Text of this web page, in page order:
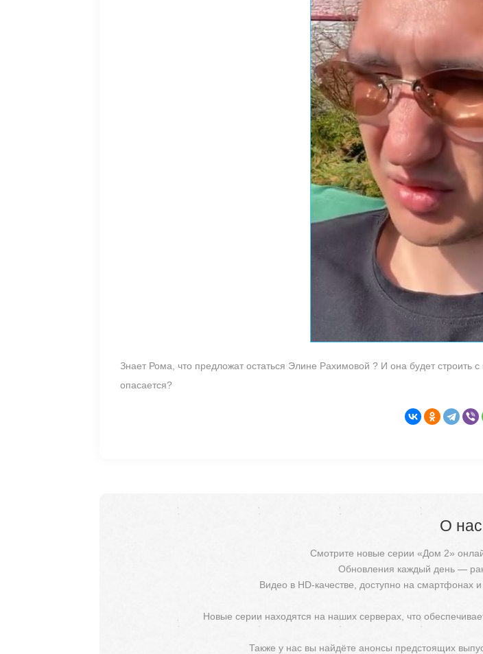
Знает Рома, что предложат остаться Элине Рахимовой ? И она будет строить
опасается?
О нас
Смотрите новые серии «Дом 2»
Обновления каждый день —
Видео в HD-качестве, доступно на смартфонах
Новые серии находятся на наших серверах, что
Также у нас вы найдёте анонсы предстоящих